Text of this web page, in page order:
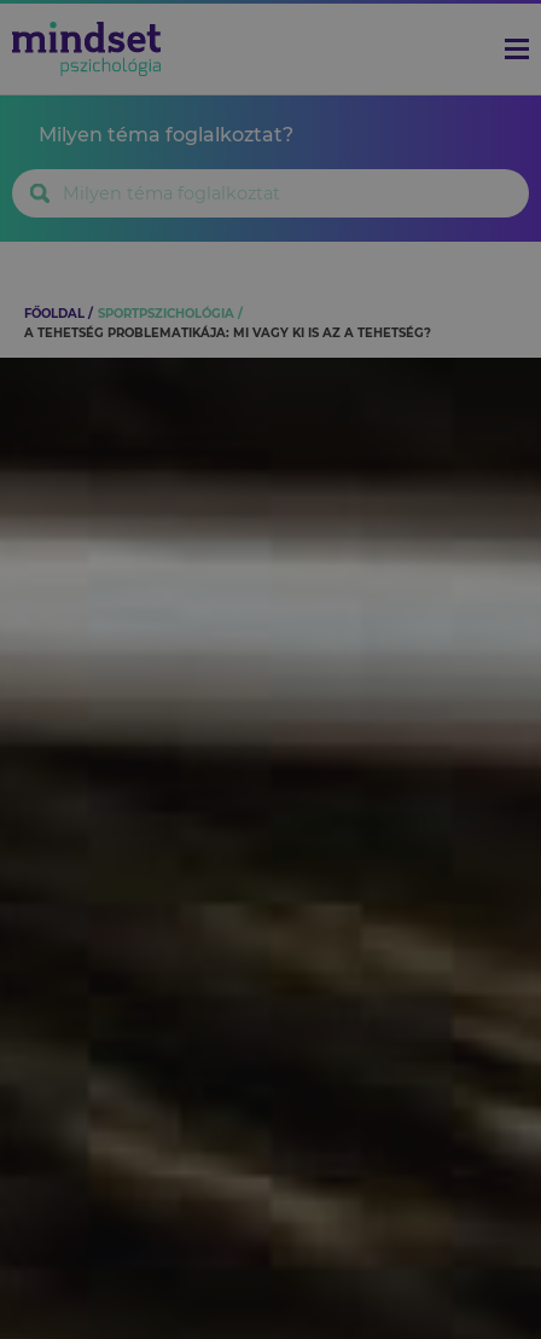
Milyen téma foglalkoztat?
FŐOLDAL
SPORTPSZICHOLÓGIA
A TEHETSÉG PROBLEMATIKÁJA: MI VAGY KI IS AZ A TEHETSÉG?